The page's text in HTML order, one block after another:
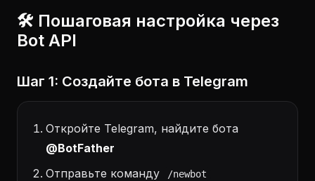
🛠️ Пошаговая настройка через
Bot API
Шаг 1: Создайте бота в Telegram
Откройте Telegram, найдите бота
@BotFather
Отправьте команду
/newbot